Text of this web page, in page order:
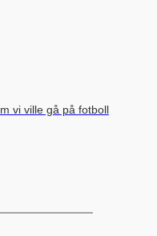
vi ville gå på fotboll